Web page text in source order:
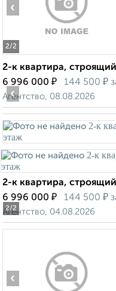
2/2
‹
2-к квартира,
6 996 000 ₽ 144 500 ₽
Агентство, 08.08.2026
2/2
‹
2-к квартира,
6 996 000 ₽ 144 500 ₽
Агентство, 04.08.2026
‹